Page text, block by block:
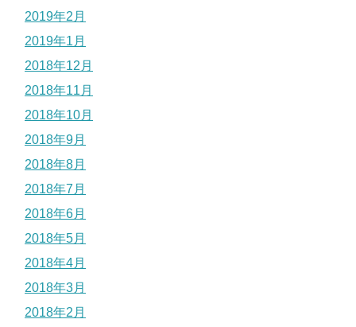
2019年2月
2019年1月
2018年12月
2018年11月
2018年10月
2018年9月
2018年8月
2018年7月
2018年6月
2018年5月
2018年4月
2018年3月
2018年2月